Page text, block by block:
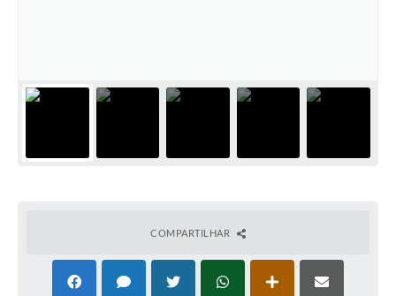
COMPARTILHAR